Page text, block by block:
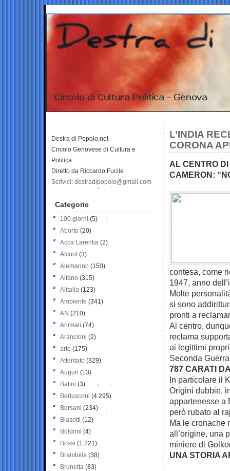
L’INDIA
CORONA
AL CENTRO
CAMERON:
contesa, come
1947, anno
Molte
si sono
pronti a
Al centro,
reclama
ai legittimi
Seconda
787 CARATI
In particolare il
Origini dubbie,
appartenesse a
però rubato al
Ma le cronache
all’origine, una
miniere di
UNA STORIA
Destra di Popolo.net
Circolo Genovese di Cultura e
Politica
Diretto da Riccardo Fucile
Scrivici: destradipopolo@gmail.com
Categorie
100 giorni (5)
Aborto (20)
Acca Larentia (2)
Alcool (3)
Alemanno (150)
Alfano (315)
Alitalia (123)
Ambiente (341)
AN (210)
Animali (74)
Arancioni (2)
arte (175)
Attentato (329)
Auguri (13)
Batini (3)
Berlusconi (4.295)
Bersani (234)
Biasotti (12)
Boldrini (4)
Bossi (1.221)
Brambilla (38)
Brunetta (83)